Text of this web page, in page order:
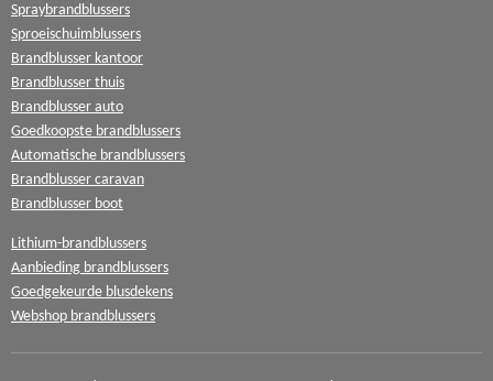
Spraybrandblussers
Sproeischuimblussers
Brandblusser kantoor
Brandblusser thuis
Brandblusser auto
Goedkoopste brandblussers
Automatische brandblussers
Brandblusser caravan
Brandblusser boot
Lithium-brandblussers
Aanbieding brandblussers
Goedgekeurde blusdekens
Webshop brandblussers